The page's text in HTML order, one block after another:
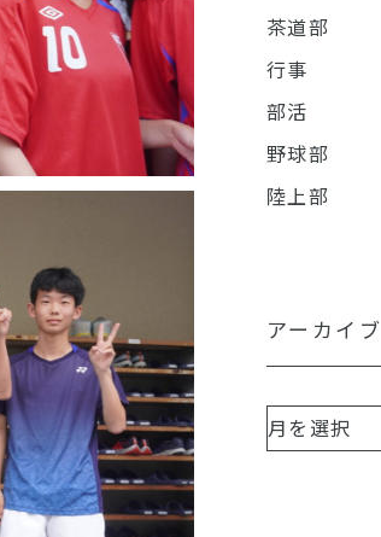
茶道部
行事
部活
野球部
陸上部
アーカイブ